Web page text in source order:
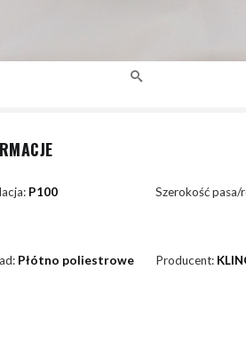
P100 Szerokość
Płótno poliestrowe Producent: